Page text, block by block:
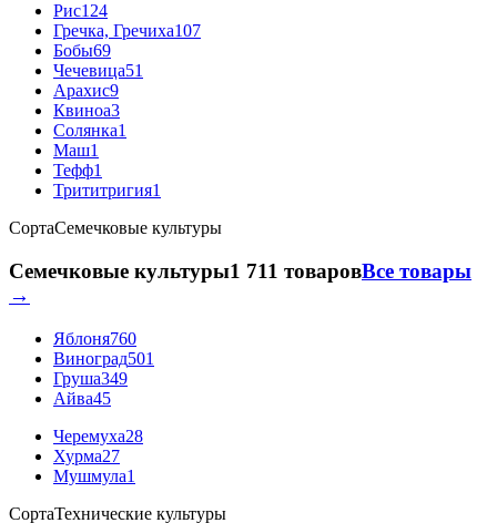
Рис124
Гречка, Гречиха107
Бобы69
Чечевица51
Арахис9
Квиноа3
Солянка1
Маш1
Тефф1
Трититригия1
СортаСемечковые культуры
Семечковые культуры1 711 товаровВсе товары
→
Яблоня760
Виноград501
Груша349
Айва45
Черемуха28
Хурма27
Мушмула1
СортаТехнические культуры